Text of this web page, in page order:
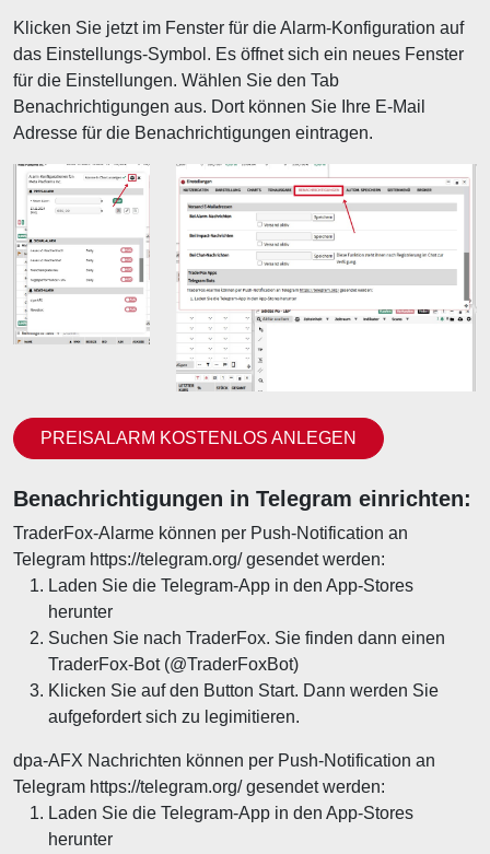
Klicken Sie jetzt im Fenster für die Alarm-Konfiguration auf
das Einstellungs-Symbol. Es öffnet sich ein neues Fenster
für die Einstellungen. Wählen Sie den Tab
Benachrichtigungen aus. Dort können Sie Ihre E-Mail
Adresse für die Benachrichtigungen eintragen.
PREISALARM KOSTENLOS ANLEGEN
Benachrichtigungen in Telegram einrichten:
TraderFox-Alarme können per Push-Notification an
Telegram https://telegram.org/ gesendet werden:
Laden Sie die Telegram-App in den App-Stores
herunter
Suchen Sie nach TraderFox. Sie finden dann einen
TraderFox-Bot (@TraderFoxBot)
Klicken Sie auf den Button Start. Dann werden Sie
aufgefordert sich zu legimitieren.
dpa-AFX Nachrichten können per Push-Notification an
Telegram https://telegram.org/ gesendet werden:
Laden Sie die Telegram-App in den App-Stores
herunter